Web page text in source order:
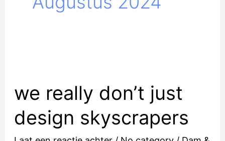
we really don’t just
design skyscrapers
don’t
design